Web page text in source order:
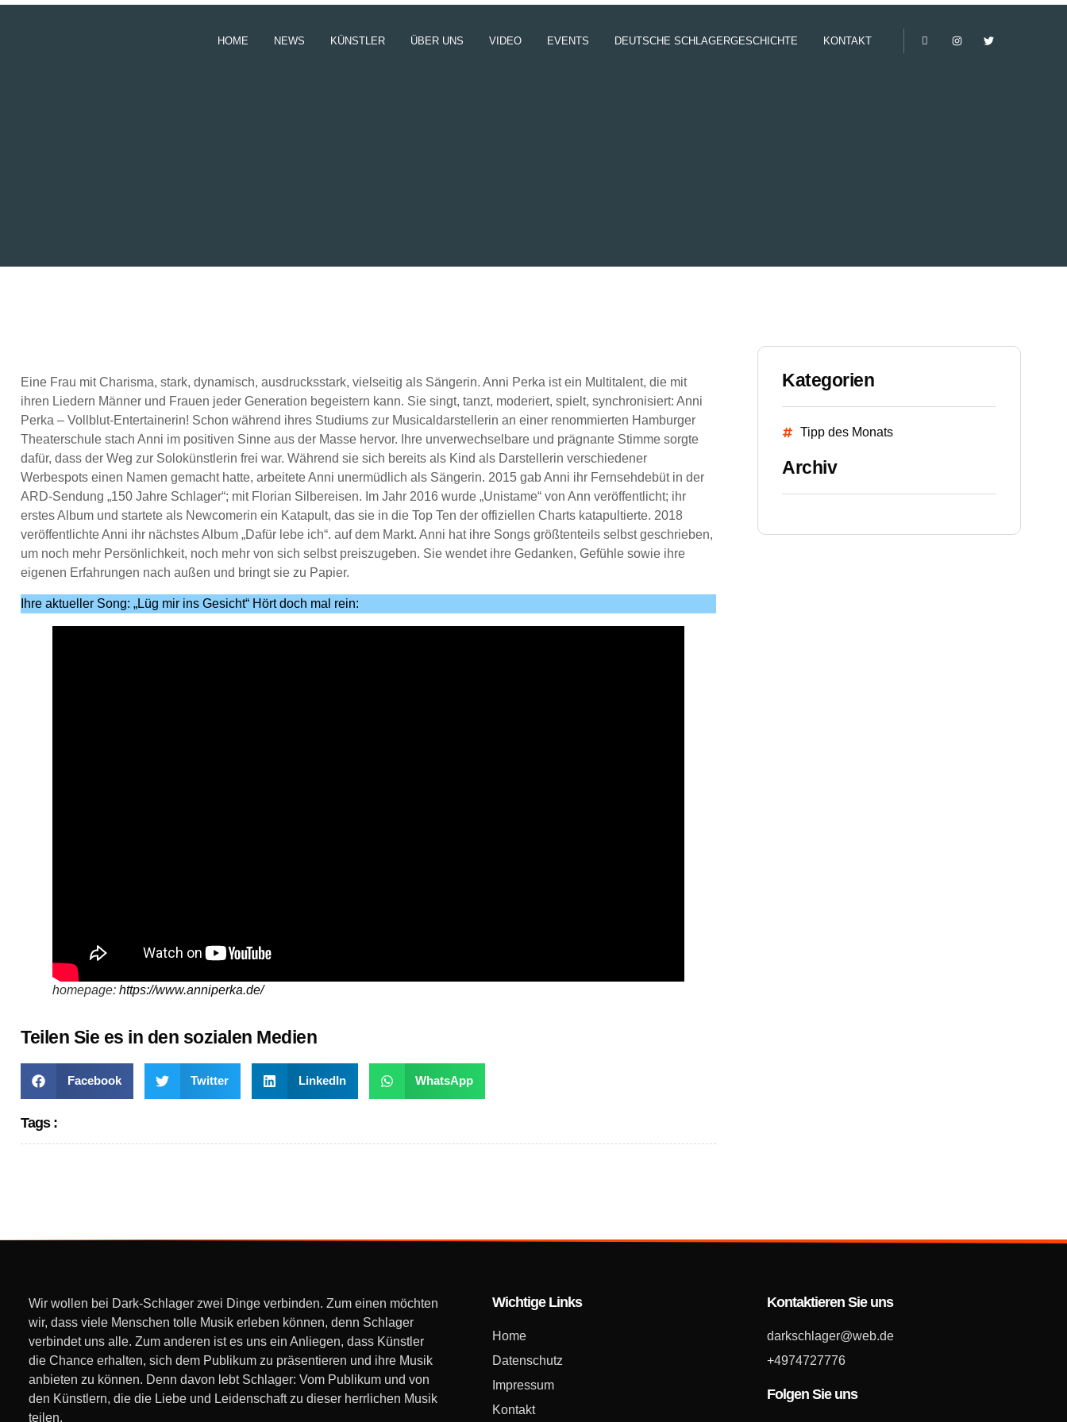
HOME NEWS KÜNSTLER ÜBER UNS VIDEO EVENTS DEUTSCHE SCHLAGERGESCHICHTE KONTAKT
Eine Frau mit Charisma, stark, dynamisch, ausdrucksstark, vielseitig als Sängerin. Anni Perka ist ein Multitalent, die mit
ihren Liedern Männer und Frauen jeder Generation begeistern kann. Sie singt, tanzt, moderiert, spielt, synchronisiert: Anni
Perka – Vollblut-Entertainerin! Schon während ihres Studiums zur Musicaldarstellerin an einer renommierten Hamburger
Theaterschule stach Anni im positiven Sinne aus der Masse hervor. Ihre unverwechselbare und prägnante Stimme sorgte
dafür, dass der Weg zur Solokünstlerin frei war. Während sie sich bereits als Kind als Darstellerin verschiedener
Werbespots einen Namen gemacht hatte, arbeitete Anni unermüdlich als Sängerin. 2015 gab Anni ihr Fernsehdebüt in der
ARD-Sendung „150 Jahre Schlager“; mit Florian Silbereisen. Im Jahr 2016 wurde „Unistame“ von Ann veröffentlicht; ihr
erstes Album und startete als Newcomerin ein Katapult, das sie in die Top Ten der offiziellen Charts katapultierte. 2018
veröffentlichte Anni ihr nächstes Album „Dafür lebe ich“. auf dem Markt. Anni hat ihre Songs größtenteils selbst geschrieben,
um noch mehr Persönlichkeit, noch mehr von sich selbst preiszugeben. Sie wendet ihre Gedanken, Gefühle sowie ihre
eigenen Erfahrungen nach außen und bringt sie zu Papier.
Ihre aktueller Song: „Lüg mir ins Gesicht“ Hört doch mal rein:
homepage: https://www.anniperka.de/
Teilen Sie es in den sozialen Medien
Facebook Twitter LinkedIn WhatsApp
Tags :
Kategorien
Tipp des Monats
Archiv
Wir wollen bei Dark-Schlager zwei Dinge verbinden. Zum einen möchten
wir, dass viele Menschen tolle Musik erleben können, denn Schlager
verbindet uns alle. Zum anderen ist es uns ein Anliegen, dass Künstler
die Chance erhalten, sich dem Publikum zu präsentieren und ihre Musik
anbieten zu können. Denn davon lebt Schlager: Vom Publikum und von
den Künstlern, die die Liebe und Leidenschaft zu dieser herrlichen Musik
teilen.
Wichtige Links
Home
Datenschutz
Impressum
Kontakt
Kontaktieren Sie uns
darkschlager@web.de
+4974727776
Folgen Sie uns